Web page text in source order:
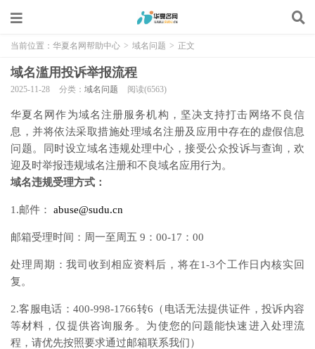
当前位置： 华夏名网帮助中心 > 域名问题 > 正文
域名滥用投诉举报流程
2025-11-28 分类： 域名问题 阅读(6563)
华夏名网作为域名注册服务机构，坚决支持打击网络不良信
息，并将依法采取措施处理域名注册及应用中存在的虚假信息
问题。同时设立域名违规处理中心，接受公众投诉与查询，欢
迎及时举报违规域名注册和不良域名应用行为。
域名违规受理方式：
1.邮件： abuse@sudu.cn
邮箱受理时间：周一至周五 9：00-17：00
处理周期：我司收到相应资料后，将在1-3个工作日内核实回
复。
2.客服电话：400-998-1766转6（电话无法提供证件，投诉内容
等材料，仅提供咨询服务。为使您的问题能快速进入处理流
程，请优先按照要求通过邮箱联系我们）